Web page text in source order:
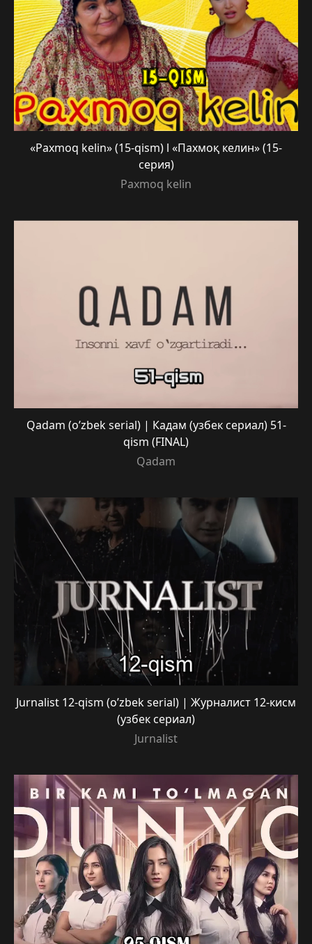
«Paxmoq kelin» (15-qism) l «Пахмоқ келин» (15-
серия)
Paxmoq kelin
Qadam (o’zbek serial) | Кадам (узбек сериал) 51-
qism (FINAL)
Qadam
Jurnalist 12-qism (o’zbek serial) | Журналист 12-кисм
(узбек сериал)
Jurnalist